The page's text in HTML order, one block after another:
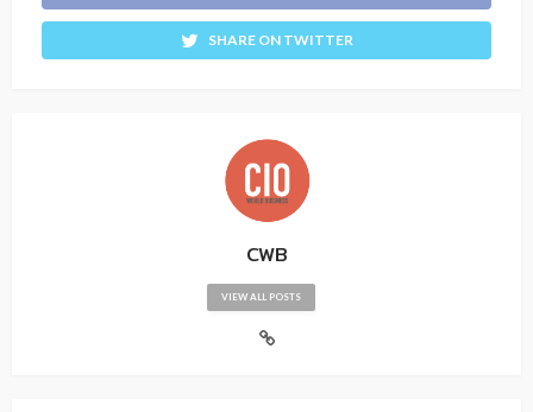
SHARE ON TWITTER
CWB
VIEW ALL POSTS